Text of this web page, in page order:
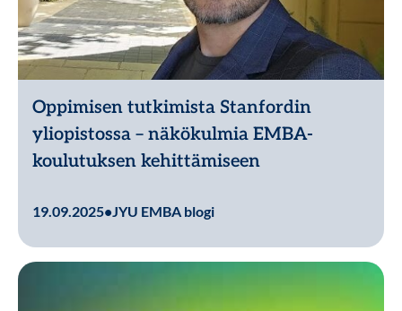
Oppimisen tutkimista Stanfordin
yliopistossa – näkökulmia EMBA-
koulutuksen kehittämiseen
19.09.2025•JYU EMBA blogi